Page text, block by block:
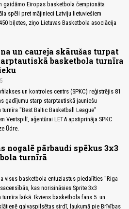
gaidāmo Eiropas basketbola čempionāta
spēli pret mājinieci Latviju lietuviešiem
biļetes, ziņo Lietuvas Basketbola asociācija
un caureja skārušas turpat
basketbola turnīra
un kontroles centrs (SPKC) reģistrējis 81
gadījumu starp starptautiskā jauniešu
turnīra "Best Baltic Basketball League"
Ventspilī, aģentūrai LETA apstiprināja SPKC
Ūdre.
nogalē pārbaudi spēkus 3x3
turnīrā
visus basketbola entuziastus piedalīties "Riga
kas norisināsies Sprite 3x3
turnīra laikā. Ikviens basketbola fans 5. un
galvaspilsētas sirdī, laukumā pie Brīvības